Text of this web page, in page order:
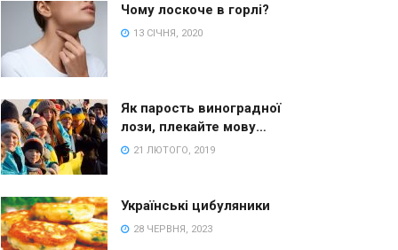
Чому лоскоче в горлі?
13 СІЧНЯ, 2020
Як парость виноградної
лози, плекайте мову…
21 ЛЮТОГО, 2019
Українські цибуляники
28 ЧЕРВНЯ, 2023